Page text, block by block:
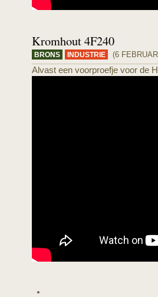
Kromhout 4F240
BRONS INDUSTRIE (6
Alvast een voorproefje voor de